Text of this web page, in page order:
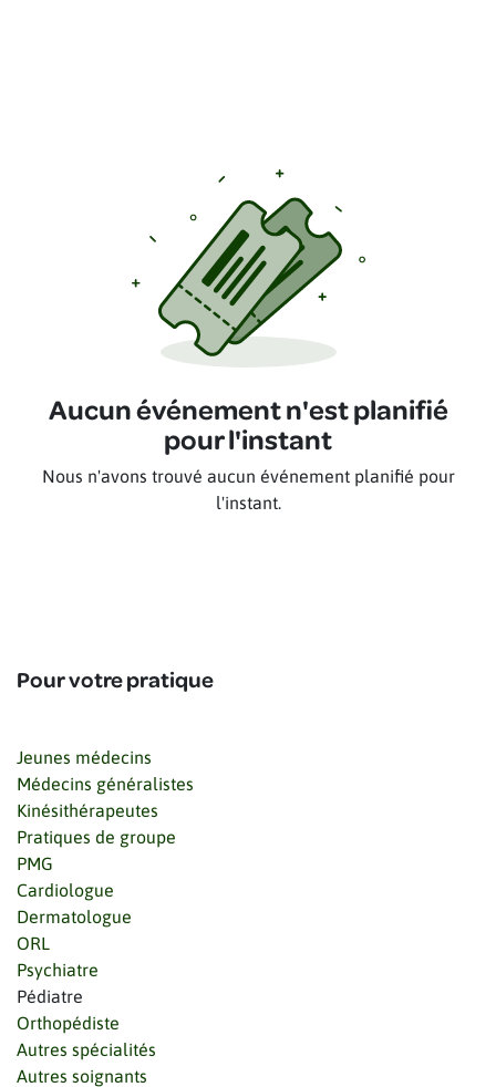
Aucun événement n'est planifié
pour l'instant
Nous n'avons trouvé aucun événement planifié pour
l'instant.
Pour votre pratique
Jeunes médecins
Médecins généralistes
Kinésithérapeutes
Pratiques de groupe
PMG
Cardiologue
Dermatologue
ORL
Psychiatre
Pédiatre
Orthopédiste
Autres spécialités
Autres soignants